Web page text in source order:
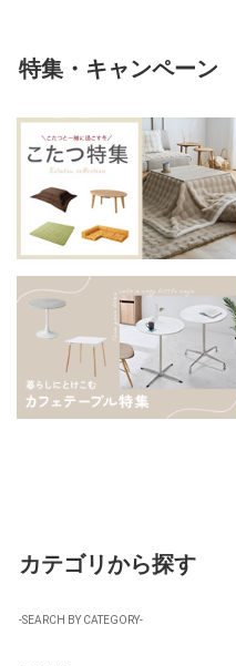
特集・キャンペーン
カテゴリから探す
-SEARCH BY CATEGORY-